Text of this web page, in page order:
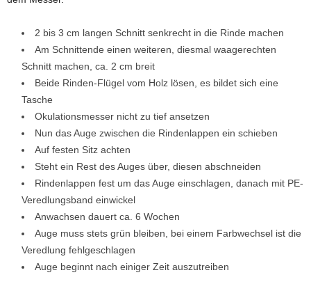
2 bis 3 cm langen Schnitt senkrecht in die Rinde machen
Am Schnittende einen weiteren, diesmal waagerechten
Schnitt machen, ca. 2 cm breit
Beide Rinden-Flügel vom Holz lösen, es bildet sich eine
Tasche
Okulationsmesser nicht zu tief ansetzen
Nun das Auge zwischen die Rindenlappen ein schieben
Auf festen Sitz achten
Steht ein Rest des Auges über, diesen abschneiden
Rindenlappen fest um das Auge einschlagen, danach mit PE-
Veredlungsband einwickel
Anwachsen dauert ca. 6 Wochen
Auge muss stets grün bleiben, bei einem Farbwechsel ist die
Veredlung fehlgeschlagen
Auge beginnt nach einiger Zeit auszutreiben